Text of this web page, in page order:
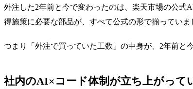
外注した2年前と今で変わったのは、楽天市場の公式
得施策に必要な部品が、すべて公式の形で揃っていま
つまり「外注で買っていた工数」の中身が、2年前と
社内のAI×コード体制が立ち上がって